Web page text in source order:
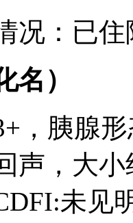
：已住
）
胰腺形
声，大
未见